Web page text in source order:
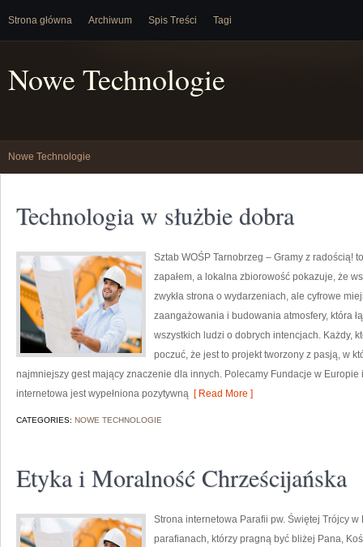
Strona główna Archiwum Spis Treści Tagi
Nowe Technologie
Nowe Technologie
Technologia w służbie dobra
Sztab WOŚP Tarnobrzeg – Gramy z radością!
zapałem, a lokalna zbiorowość pokazuje, że
zwykła strona o wydarzeniach, ale cyfrowe
zaangażowania i budowania atmosfery, która
wszystkich ludzi o dobrych intencjach. Każdy,
poczuć, że jest to projekt tworzony z pasją, w
najmniejszy gest mający znaczenie dla innych. Polecamy Fundacje w Europie
internetowa jest wypełniona pozytywną [ Read More ]
CATEGORIES: NOWE TECHNOLOGIE
Etyka i Moralność Chrześcijańska
Strona internetowa Parafii pw. Świętej Trójcy
parafianach, którzy pragną być bliżej Pana,